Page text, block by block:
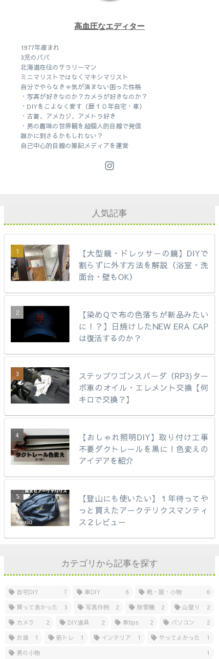
高血圧なエディター
1977年産まれ
3児のパパ
北海道在住のサラリーマン
ミニマリストではなくマキシマリスト
自分でやらなきゃ気が済まない困った性格
・写真が好きなのか？カメラが好きなのか？
・DIYをこよなく愛す（歴１０年自宅・車）
・古着、アメカジ、アメトラ好き
・男の趣味の世界観を超個人的目線で発信
誰かに刺さるかもしれない？
自己中心的目線の雑記メディアを運営
人気記事
【大型鏡・ドレッサーの鏡】DIYで
割らずに外す方法を解説（浴室・洗
面台・壁もOK）
【染めQで布の色落ちが新品みたい
に！？】日焼けしたNEW ERA CAP
は復活するのか？
ステップワゴンスパーダ（RP3)ター
ボ車のオイル・エレメント交換【何
キロで交換？】
【おしゃれ照明DIY】取り付け工事
不要ダクトレールを黒に！色変えの
アイデアを紹介
【登山にも使いたい】１年待ってや
っと買えたアークテリクスマンティ
ス２レビュー
カテゴリから記事を探す
自宅DIY 7 車DIY 6 靴・服・小物
6
買って良かった
3 写真作例 2 除雪機 2 山登り
2
カメラ
2 DIY道具 2 車tips 2 パソコン
2
お酒
1 筋トレ 1 インテリア 1 やってよかった
1
男の小物
1